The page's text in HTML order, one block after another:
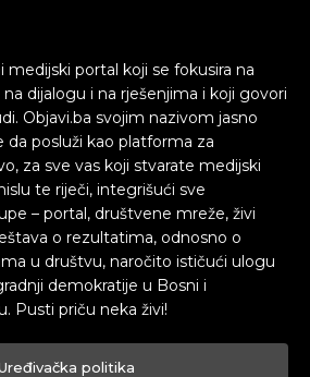
medijski portal koji se fokusira na
dijalogu i na rješenjima i koji govori
Objavi.ba svojim nazivom jasno
da posluži kao platforma za
za sve vas koji stvarate medijski
te riječi, integrišući sve
– portal, društvene mreže, živi
o rezultatima, odnosno o
u društvu, naročito ističući ulogu
demokratije u Bosni i
Pusti priču neka živi!
politika